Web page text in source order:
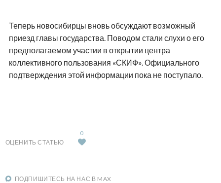
Теперь новосибирцы вновь обсуждают возможный
приезд главы государства. Поводом стали слухи о его
предполагаемом участии в открытии центра
коллективного пользования «СКИФ». Официального
подтверждения этой информации пока не поступало.
ОЦЕНИТЬ СТАТЬЮ
0
ПОДПИШИТЕСЬ НА НАС В MAX